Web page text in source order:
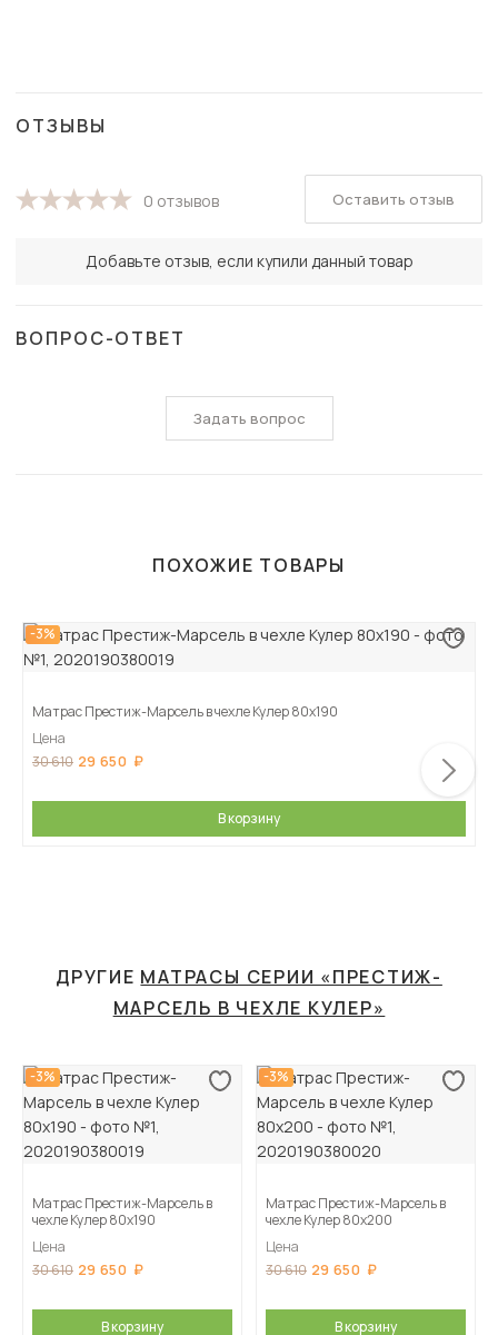
ОТЗЫВЫ
0 отзывов
Добавьте отзыв, если купили данный товар
Оставить отзыв
ВОПРОС-ОТВЕТ
Задать вопрос
ПОХОЖИЕ ТОВАРЫ
-3%
Матрас Престиж-Марсель в чехле Кулер 80х190
Цена
30 610 29 650
В корзину
ДРУГИЕ МАТРАСЫ СЕРИИ «ПРЕСТИЖ-
МАРСЕЛЬ В ЧЕХЛЕ КУЛЕР»
-3%
Матрас Престиж-Марсель в
чехле Кулер 80х190
Цена
30 610 29 650
В корзину
-3%
Матрас Престиж-Марсель в
чехле Кулер 80х200
Цена
30 610 29 650
В корзину